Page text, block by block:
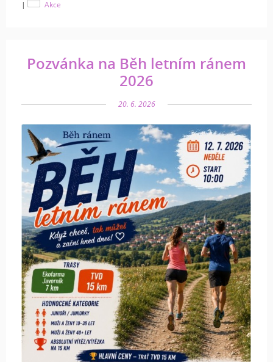
| Akce
Pozvánka na Běh letním ránem
2026
20. 6. 2026